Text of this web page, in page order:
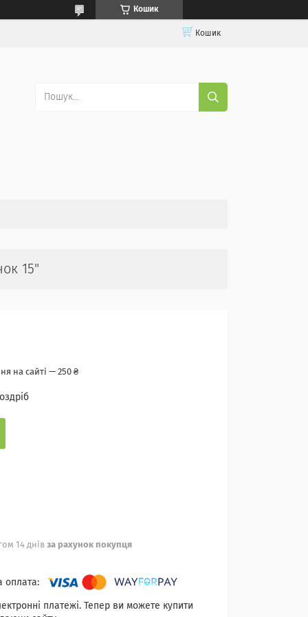
Кошик
Кошик
15"
на сайті — 250 ₴
14 днів за рахунок покупця
платежі. Тепер ви можете купити